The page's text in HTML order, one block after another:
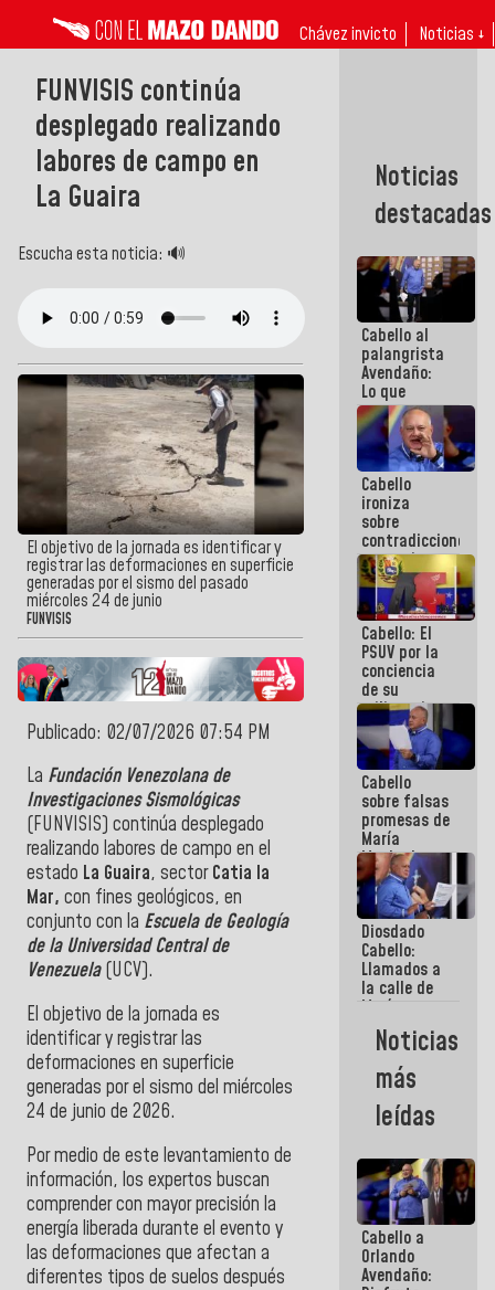
Chávez invicto Noticias ↓
FUNVISIS continúa
desplegado realizando
labores de campo en
La Guaira
Escucha esta noticia: 🔊
El objetivo de la jornada es identificar y
registrar las deformaciones en superficie
generadas por el sismo del pasado
miércoles 24 de junio
FUNVISIS
Publicado: 02/07/2026 07:54 PM
La Fundación Venezolana de
Investigaciones Sismológicas
(FUNVISIS) continúa desplegado
realizando labores de campo en el
estado La Guaira, sectorCatia la
Mar, con fines geológicos, en
conjunto con la Escuela de Geología
de la Universidad Central de
Venezuela(UCV).
El objetivo de la jornada es
identificar y registrar las
deformaciones en superficie
generadas por el sismo del miércoles
24 de junio de 2026.
Por medio de este levantamiento de
información, los expertos buscan
comprender con mayor precisión la
energía liberada durante el evento y
las deformaciones que afectan a
diferentes tipos de suelos después
Noticias
destacadas
Cabello al
palangrista
Avendaño:
Lo que
vayas a
escribir
hazlo hoy
por que no
sabemos si
la semana
que viene
hay
programa
Cabello
ironiza
sobre
contradicciones
y mentiras
de María
Machado:
¡Créanle!
Cabello: El
PSUV por la
conciencia
de su
militancia
es la
organización
política más
sólida de
Venezuela
Cabello
sobre falsas
promesas de
María
Machado:
¿Quién le
puede creer?
¿Y la gente
que ella iba
a salvar en
La Guaira?
Diosdado
Cabello:
Llamados a
la calle de
María
Machado se
estrellaron
de frente
contra el
Pueblo
Noticias
más
leídas
Cabello a
Orlando
Avendaño: